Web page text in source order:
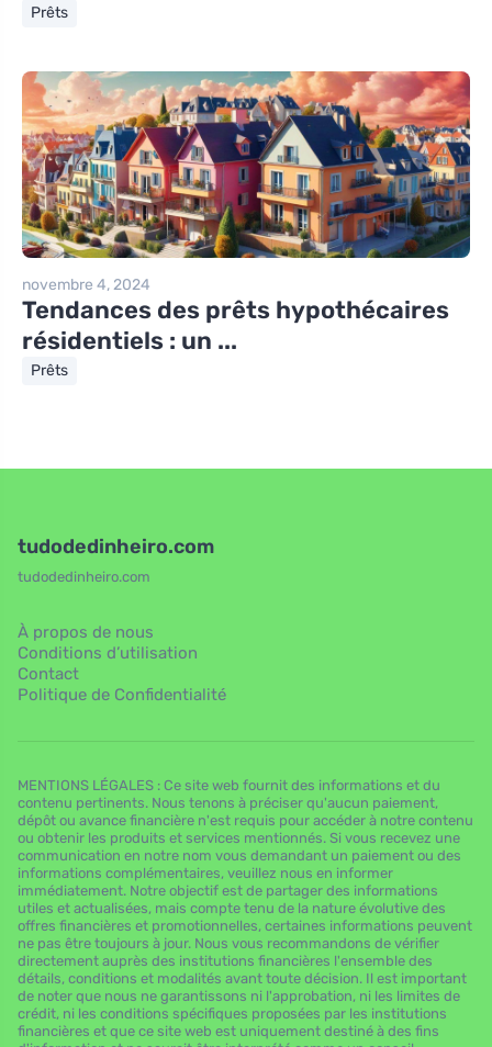
Prêts
novembre 4, 2024
Tendances des prêts hypothécaires
résidentiels : un ...
Prêts
tudodedinheiro.com
tudodedinheiro.com
À propos de nous
Conditions d’utilisation
Contact
Politique de Confidentialité
MENTIONS LÉGALES : Ce site web fournit des informations et du
contenu pertinents. Nous tenons à préciser qu'aucun paiement,
dépôt ou avance financière n'est requis pour accéder à notre contenu
ou obtenir les produits et services mentionnés. Si vous recevez une
communication en notre nom vous demandant un paiement ou des
informations complémentaires, veuillez nous en informer
immédiatement. Notre objectif est de partager des informations
utiles et actualisées, mais compte tenu de la nature évolutive des
offres financières et promotionnelles, certaines informations peuvent
ne pas être toujours à jour. Nous vous recommandons de vérifier
directement auprès des institutions financières l'ensemble des
détails, conditions et modalités avant toute décision. Il est important
de noter que nous ne garantissons ni l'approbation, ni les limites de
crédit, ni les conditions spécifiques proposées par les institutions
financières et que ce site web est uniquement destiné à des fins